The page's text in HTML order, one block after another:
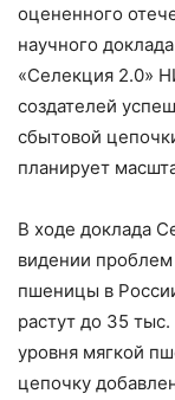
оцененного
научного
«Селекция 2.0»
создателей
сбытовой
планирует
В ходе доклада
видении проблем
пшеницы в
растут до 35
уровня мягкой
цепочку